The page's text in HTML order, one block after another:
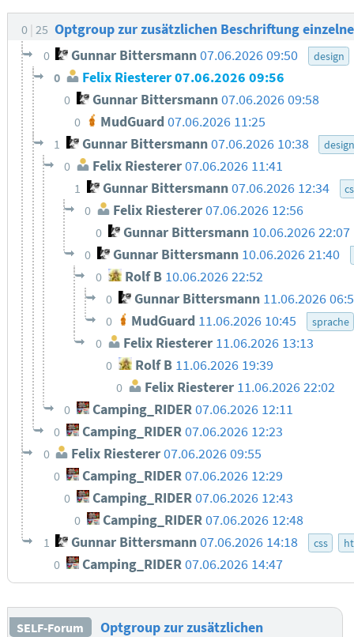
0 25 Optgroup zur zusätzlichen Beschriftung
0 Gunnar Bittersmann07.06.2026 09:50 design
0 Felix Riesterer 07.06.2026 09:56
0 Gunnar Bittersmann07.06.2026 09:58
0 MudGuard 07.06.2026 11:25
1 Gunnar Bittersmann 07.06.2026 10:38 design
0 Felix Riesterer07.06.2026 11:41
1 Gunnar Bittersmann07.06.2026 12:34
0 Felix Riesterer07.06.2026 12:56
0 Gunnar Bittersmann 10.06.2026 22:07
0 Gunnar Bittersmann 10.06.2026 21:40
0 Rolf B 10.06.2026 22:52
0 Gunnar Bittersmann 11.06.2026
0 MudGuard 11.06.2026 10:45 sprache
0 Felix Riesterer 11.06.2026 13:13
0 Rolf B 11.06.2026 19:39
0 Felix Riesterer 11.06.2026 22:02
0 Camping_RIDER07.06.2026 12:11
0 Camping_RIDER 07.06.2026 12:23
0 Felix Riesterer07.06.2026 09:55
0 Camping_RIDER 07.06.2026 12:29
0 Camping_RIDER07.06.2026 12:43
0 Camping_RIDER07.06.2026 12:48
1 Gunnar Bittersmann07.06.2026 14:18 css
0 Camping_RIDER 07.06.2026 14:47
SELF-Forum
Optgroup zur zusätzlichen